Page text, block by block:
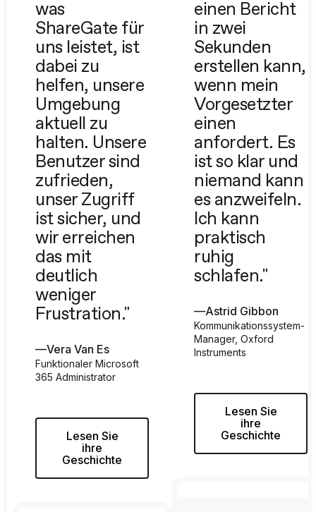
was
ShareGate für
uns leistet, ist
dabei zu
helfen, unsere
Umgebung
aktuell zu
halten. Unsere
Benutzer sind
zufrieden,
unser Zugriff
ist sicher, und
wir erreichen
das mit
deutlich
weniger
Frustration."
—Vera Van Es
Funktionaler Microsoft
365 Administrator
Lesen Sie
ihre
Geschichte
einen Bericht
in zwei
Sekunden
erstellen kann,
wenn mein
Vorgesetzter
einen
anfordert. Es
ist so klar und
niemand kann
es anzweifeln.
Ich kann
praktisch
ruhig
schlafen."
—Astrid Gibbon
Kommunikationssystem-
Manager, Oxford
Instruments
Lesen Sie
ihre
Geschichte